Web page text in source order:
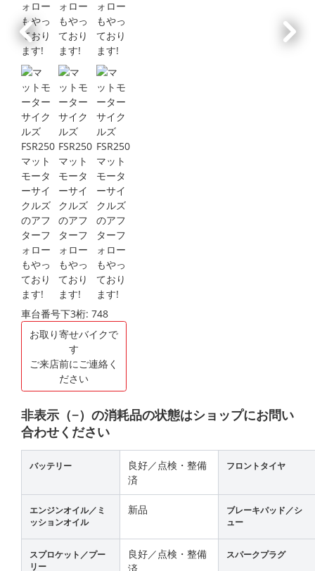
車台番号下3桁: 748
お取り寄せバイクで
す
ご来店前にご連絡く
ださい
非表示（−）の消耗品の状態はショップにお問い
合わせください
バッテリー
良好／点検・整備
済
フロントタイヤ
エンジンオイル／ミ
ッションオイル
新品
ブレーキパッド／シ
ュー
スプロケット／プー
リー
良好／点検・整備
スパークプラグ